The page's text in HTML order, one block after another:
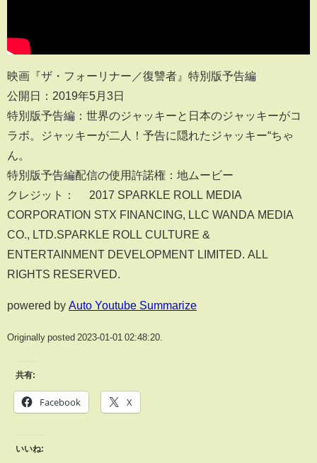
映画『ザ・フォーリナー／復讐者』特別版予告編
公開日：2019年5月3日
特別版予告編：世界のジャッキーと日本のジャッキーがコ
ラボ。ジャッキーが二人！予告に隠れたジャッキー“ちゃ
ん。
特別版予告編配信の使用許諾権：地ムービー
クレジット：© 2017 SPARKLE ROLL MEDIA
CORPORATION STX FINANCING, LLC WANDA MEDIA
CO., LTD.SPARKLE ROLL CULTURE &
ENTERTAINMENT DEVELOPMENT LIMITED. ALL
RIGHTS RESERVED.
powered by Auto Youtube Summarize
Originally posted 2023-01-01 02:48:20.
共有:
Facebook X
いいね: